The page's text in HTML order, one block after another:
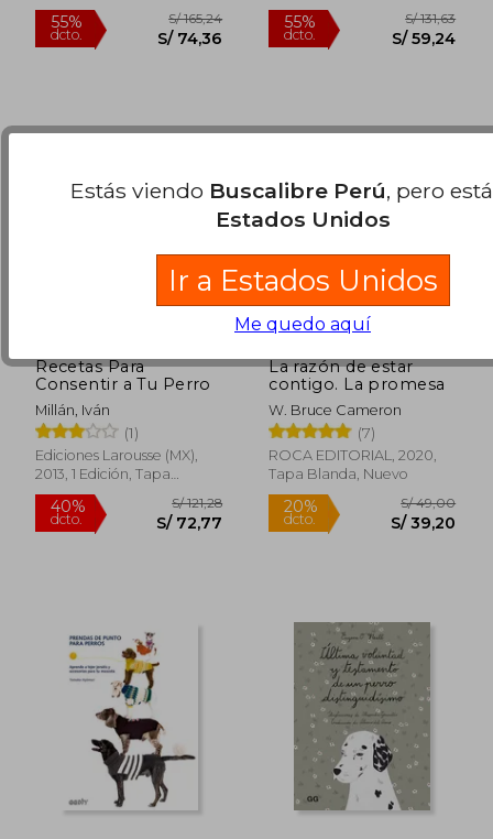
55% S/ 149,66 55% S/
Recetas Para
Consentir a Tu Perro
Millán, Iván
(1)
Ediciones Larousse (MX),
2013, 1 Edición, Tapa
Blanda, Nuevo
La razón de estar
contigo. La promesa
W. Bruce Cameron
(7)
ROCA EDITORIAL, 2020,
Tapa Blanda, Nuevo
Estás viendo Buscalibre Perú, pero
Estados Unidos
Ir a Estados Unidos
Me quedo aquí